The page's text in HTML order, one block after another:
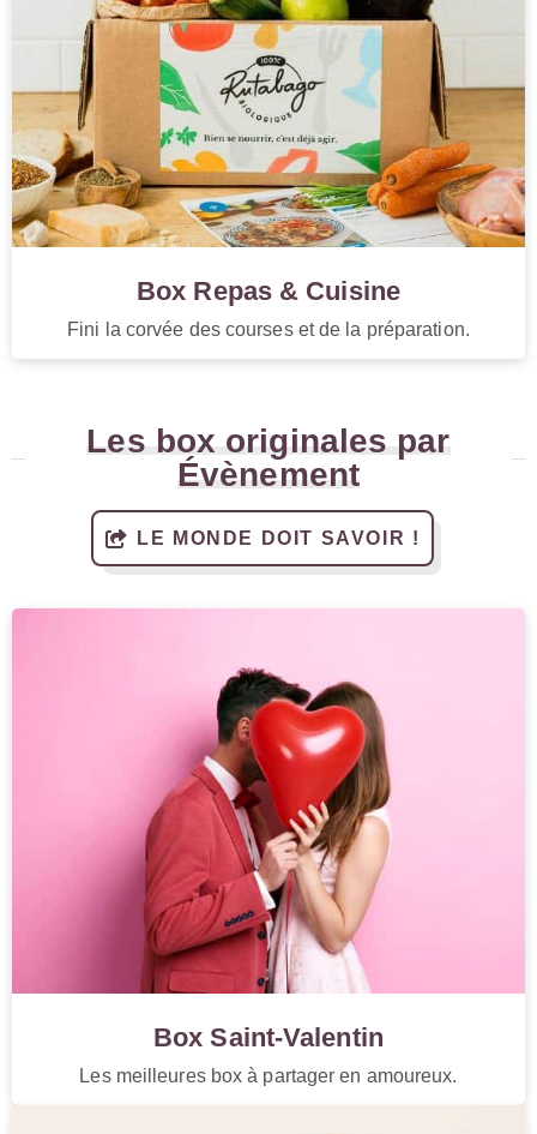
Box Repas & Cuisine
Fini la corvée des courses et de la préparation.
Les box originales par
Évènement
LE MONDE DOIT SAVOIR !
Box Saint-Valentin
Les meilleures box à partager en amoureux.